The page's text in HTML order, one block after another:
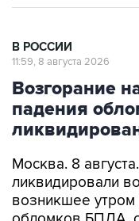
В РОССИИ
11:59, 8 августа 2026
Возгорание
падения
Москва. 8
ликвидировали
возникшее утром